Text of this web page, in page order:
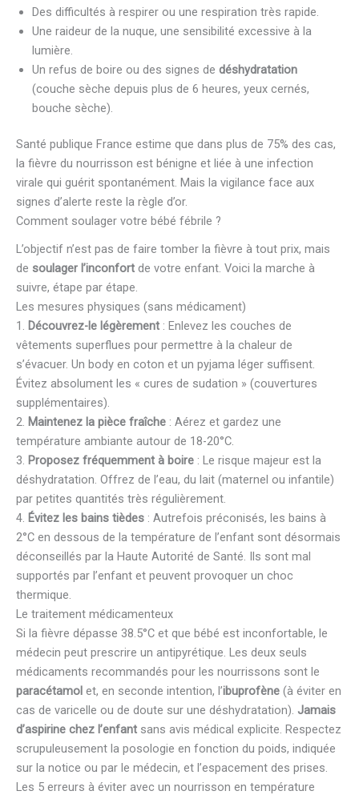
Des difficultés à respirer ou une respiration très rapide.
Une raideur de la nuque, une sensibilité excessive à la
lumière.
Un refus de boire ou des signes de déshydratation
(couche sèche depuis plus de 6 heures, yeux cernés,
bouche sèche).
Santé publique France estime que dans plus de 75% des cas,
la fièvre du nourrisson est bénigne et liée à une infection
virale qui guérit spontanément. Mais la vigilance face aux
signes d’alerte reste la règle d’or.
Comment soulager votre bébé fébrile ?
L’objectif n’est pas de faire tomber la fièvre à tout prix, mais
de soulager l’inconfort de votre enfant. Voici la marche à
suivre, étape par étape.
Les mesures physiques (sans médicament)
1.
Découvrez-le légèrement : Enlevez les couches de
vêtements superflues pour permettre à la chaleur de
s’évacuer. Un body en coton et un pyjama léger suffisent.
Évitez absolument les « cures de sudation » (couvertures
supplémentaires).
2. Maintenez la pièce fraîche : Aérez et gardez une
température ambiante autour de 18-20°C.
3. Proposez fréquemment à boire : Le risque majeur est la
déshydratation. Offrez de l’eau, du lait (maternel ou infantile)
par petites quantités très régulièrement.
4. Évitez les bains tièdes : Autrefois préconisés, les bains à
2°C en dessous de la température de l’enfant sont désormais
déconseillés par la Haute Autorité de Santé. Ils sont mal
supportés par l’enfant et peuvent provoquer un choc
thermique.
Le traitement médicamenteux
Si la fièvre dépasse 38.5°C et que bébé est inconfortable, le
médecin peut prescrire un antipyrétique. Les deux seuls
médicaments recommandés pour les nourrissons sont le
paracétamol et, en seconde intention, l’ibuprofène (à éviter en
cas de varicelle ou de doute sur une déshydratation). Jamais
d’aspirine chez l’enfant sans avis médical explicite. Respectez
scrupuleusement la posologie en fonction du poids, indiquée
sur la notice ou par le médecin, et l’espacement des prises.
Les 5 erreurs à éviter avec un nourrisson en température